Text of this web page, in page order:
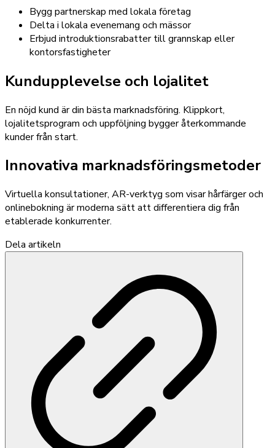
Bygg partnerskap med lokala företag
Delta i lokala evenemang och mässor
Erbjud introduktionsrabatter till grannskap eller
kontorsfastigheter
Kundupplevelse och lojalitet
En nöjd kund är din bästa marknadsföring. Klippkort,
lojalitetsprogram och uppföljning bygger återkommande
kunder från start.
Innovativa marknadsföringsmetoder
Virtuella konsultationer, AR-verktyg som visar hårfärger och
onlinebokning är moderna sätt att differentiera dig från
etablerade konkurrenter.
Dela artikeln